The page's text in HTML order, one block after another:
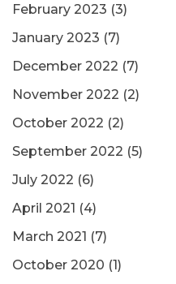
February 2023 (3)
January 2023 (7)
December 2022 (7)
November 2022 (2)
October 2022 (2)
September 2022 (5)
July 2022 (6)
April 2021 (4)
March 2021 (7)
October 2020 (1)